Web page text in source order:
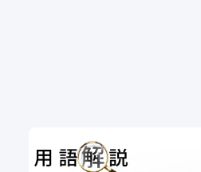
用語解説｜ベイヤーカラー方式